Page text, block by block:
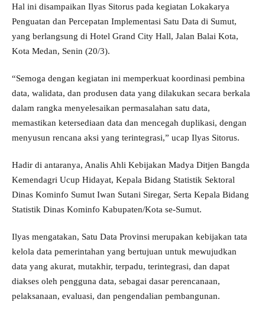
Hal ini disampaikan Ilyas Sitorus pada kegiatan Lokakarya
Penguatan dan Percepatan Implementasi Satu Data di Sumut,
yang berlangsung di Hotel Grand City Hall, Jalan Balai Kota,
Kota Medan, Senin (20/3).
“Semoga dengan kegiatan ini memperkuat koordinasi pembina
data, walidata, dan produsen data yang dilakukan secara berkala
dalam rangka menyelesaikan permasalahan satu data,
memastikan ketersediaan data dan mencegah duplikasi, dengan
menyusun rencana aksi yang terintegrasi,” ucap Ilyas Sitorus.
Hadir di antaranya, Analis Ahli Kebijakan Madya Ditjen Bangda
Kemendagri Ucup Hidayat, Kepala Bidang Statistik Sektoral
Dinas Kominfo Sumut Iwan Sutani Siregar, Serta Kepala Bidang
Statistik Dinas Kominfo Kabupaten/Kota se-Sumut.
Ilyas mengatakan, Satu Data Provinsi merupakan kebijakan tata
kelola data pemerintahan yang bertujuan untuk mewujudkan
data yang akurat, mutakhir, terpadu, terintegrasi, dan dapat
diakses oleh pengguna data, sebagai dasar perencanaan,
pelaksanaan, evaluasi, dan pengendalian pembangunan.